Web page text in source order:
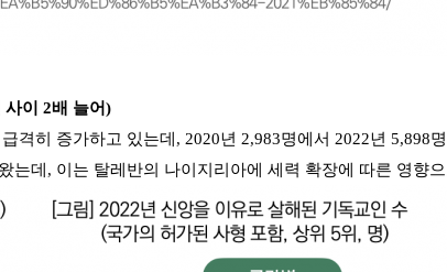
이 2배 늘어)
격히 증가하고 있는데, 2020년 2,983명에서 2022년
는데, 이는 탈레반의 나이지리아에 세력 확장에 따른 영향